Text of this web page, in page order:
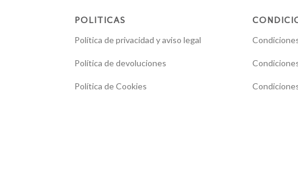
POLITICAS
Política de privacidad y aviso legal
Política de devoluciones
Política de Cookies